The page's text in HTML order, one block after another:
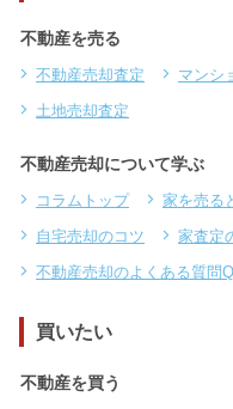
不動産を売る
不動産売却査定 マンシ
土地売却査定
不動産売却について学ぶ
コラムトップ 家を売る
自宅売却のコツ
家査定
不動産売却のよくある質問
買いたい
不動産を買う